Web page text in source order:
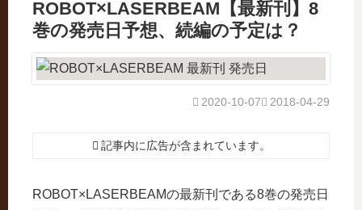
ROBOT×LASERBEAM【最新刊】8
巻の発売日予想、続編の予定は？
2018-04-29
2020-10-07
記事内に広告が含まれています。
ROBOT×LASERBEAMの最新刊である8巻の発売日